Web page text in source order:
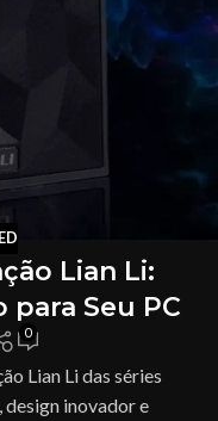
Lian Li:
para Seu PC
0
Lian Li das séries
design inovador e